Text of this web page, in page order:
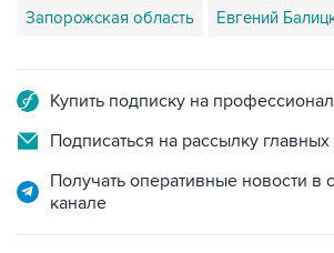
Запорожская область Евгений
Купить подписку на
Подписаться на рассылку главных
Получать оперативные новости в
канале